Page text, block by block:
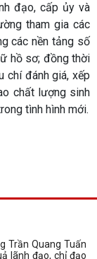
đạo, cấp ủy và
tham gia các
các nền tảng số
hồ sơ; đồng thời
chí đánh giá, xếp
chất lượng sinh
tình hình mới.
Trần Quang Tuấn
lãnh đạo, chỉ đạo